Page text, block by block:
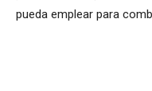
pueda emplear para